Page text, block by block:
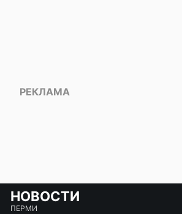
НОВОСТИ
ПЕРМИ